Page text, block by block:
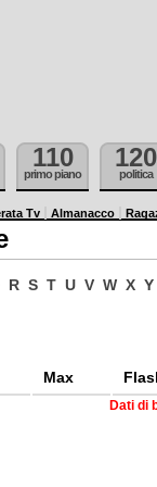
110
primo piano
120
politica
Tv Almanacco
R S T U V W X Y
Max
Dati di